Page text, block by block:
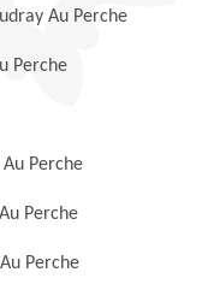
Au Perche
Perche
Perche
Perche
Perche